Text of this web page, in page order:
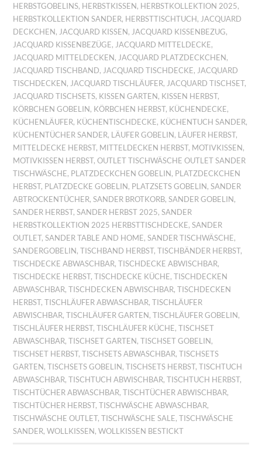
HERBSTGOBELINS, HERBSTKISSEN, HERBSTKOLLEKTION 2025,
HERBSTKOLLEKTION SANDER, HERBSTTISCHTUCH, JACQUARD
DECKCHEN, JACQUARD KISSEN, JACQUARD KISSENBEZUG,
JACQUARD KISSENBEZÜGE, JACQUARD MITTELDECKE,
JACQUARD MITTELDECKEN, JACQUARD PLATZDECKCHEN,
JACQUARD TISCHBAND, JACQUARD TISCHDECKE, JACQUARD
TISCHDECKEN, JACQUARD TISCHLÄUFER, JACQUARD TISCHSET,
JACQUARD TISCHSETS, KISSEN GARTEN, KISSEN HERBST,
KÖRBCHEN GOBELIN, KÖRBCHEN HERBST, KÜCHENDECKE,
KÜCHENLÄUFER, KÜCHENTISCHDECKE, KÜCHENTUCH SANDER,
KÜCHENTÜCHER SANDER, LÄUFER GOBELIN, LÄUFER HERBST,
MITTELDECKE HERBST, MITTELDECKEN HERBST, MOTIVKISSEN,
MOTIVKISSEN HERBST,OUTLET TISCHWÄSCHE OUTLET SANDER
TISCHWÄSCHE, PLATZDECKCHEN GOBELIN, PLATZDECKCHEN
HERBST, PLATZDECKE GOBELIN, PLATZSETS GOBELIN,SANDER
ABTROCKENTÜCHER,SANDER BROTKORB,SANDER GOBELIN,
SANDER HERBST,SANDER HERBST 2025,SANDER
HERBSTKOLLEKTION 2025 HERBSTTISCHDECKE,SANDER
OUTLET,SANDER TABLE AND HOME,SANDER TISCHWÄSCHE,
SANDERGOBELIN,TISCHBAND HERBST,TISCHBÄNDER HERBST,
TISCHDECKE ABWASCHBAR,TISCHDECKE ABWISCHBAR,
TISCHDECKE HERBST,TISCHDECKE KÜCHE,TISCHDECKEN
ABWASCHBAR,TISCHDECKEN ABWISCHBAR,TISCHDECKEN
HERBST,TISCHLÄUFER ABWASCHBAR,TISCHLÄUFER
ABWISCHBAR,TISCHLÄUFER GARTEN,TISCHLÄUFER GOBELIN,
TISCHLÄUFER HERBST,TISCHLÄUFER KÜCHE,TISCHSET
ABWASCHBAR,TISCHSET GARTEN,TISCHSET GOBELIN,
TISCHSET HERBST,TISCHSETS ABWASCHBAR,TISCHSETS
GARTEN,TISCHSETS GOBELIN,TISCHSETS HERBST,TISCHTUCH
ABWASCHBAR,TISCHTUCH ABWISCHBAR,TISCHTUCH HERBST,
TISCHTÜCHER ABWASCHBAR,TISCHTÜCHER ABWISCHBAR,
TISCHTÜCHER HERBST,TISCHWÄSCHE ABWASCHBAR,
TISCHWÄSCHE OUTLET,TISCHWÄSCHE SALE,TISCHWÄSCHE
SANDER,WOLLKISSEN,WOLLKISSEN BESTICKT